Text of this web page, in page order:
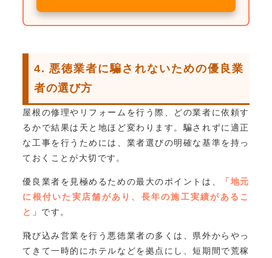
4. 悪徳業者に騙されないための優良業
者の選び方
屋根の修理やリフォームを行う際、どの業者に依頼す
るかで結果は天と地ほど変わります。騙されずに適正
な工事を行うためには、業者選びの明確な基準を持っ
ておくことが大切です。
優良業者を見極めるための最大のポイントは、
「地元
に根付いた実店舗があり、長年の施工実績があるこ
と」 です。
飛び込み営業を行う悪徳業者の多くは、県外からやっ
てきて一時的にホテルなどを拠点にし、短期間で荒稼